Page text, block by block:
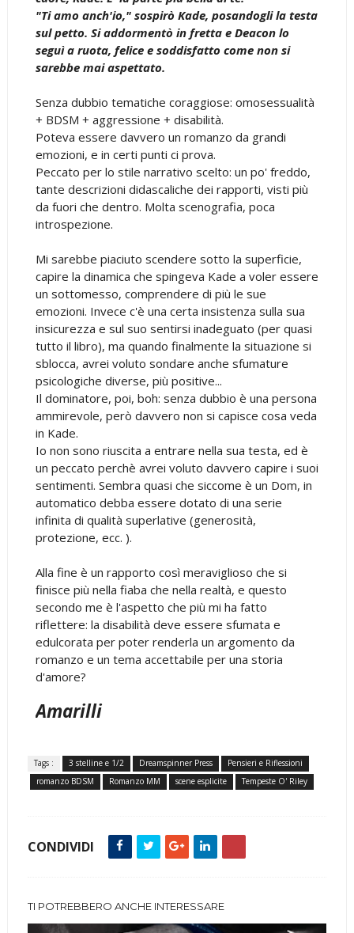
"Ti amo anch'io," sospirò Kade, posandogli la testa
sul petto. Si addormentò in fretta e Deacon lo
seguì a ruota, felice e soddisfatto come non si
sarebbe mai aspettato.
Senza dubbio tematiche coraggiose: omosessualità
+ BDSM + aggressione + disabilità.
Poteva essere davvero un romanzo da grandi
emozioni, e in certi punti ci prova.
Peccato per lo stile narrativo scelto: un po' freddo,
tante descrizioni didascaliche dei rapporti, visti più
da fuori che dentro. Molta scenografia, poca
introspezione.
Mi sarebbe piaciuto scendere sotto la superficie,
capire la dinamica che spingeva Kade a voler essere
un sottomesso, comprendere di più le sue
emozioni. Invece c'è una certa insistenza sulla sua
insicurezza e sul suo sentirsi inadeguato (per quasi
tutto il libro), ma quando finalmente la situazione si
sblocca, avrei voluto sondare anche sfumature
psicologiche diverse, più positive...
Il dominatore, poi, boh: senza dubbio è una persona
ammirevole, però davvero non si capisce cosa veda
in Kade.
Io non sono riuscita a entrare nella sua testa, ed è
un peccato perchè avrei voluto davvero capire i suoi
sentimenti. Sembra quasi che siccome è un Dom, in
automatico debba essere dotato di una serie
infinita di qualità superlative (generosità,
protezione, ecc. ).
Alla fine è un rapporto così meraviglioso che si
finisce più nella fiaba che nella realtà, e questo
secondo me è l'aspetto che più mi ha fatto
riflettere: la disabilità deve essere sfumata e
edulcorata per poter renderla un argomento da
romanzo e un tema accettabile per una storia
d'amore?
Amarilli
Tags : 3 stelline e 1/2 Dreamspinner Press
Pensieri e Riflessioni
romanzo BDSM
Romanzo MM scene esplicite Tempeste O' Riley
CONDIVIDI
TI POTREBBERO ANCHE INTERESSARE